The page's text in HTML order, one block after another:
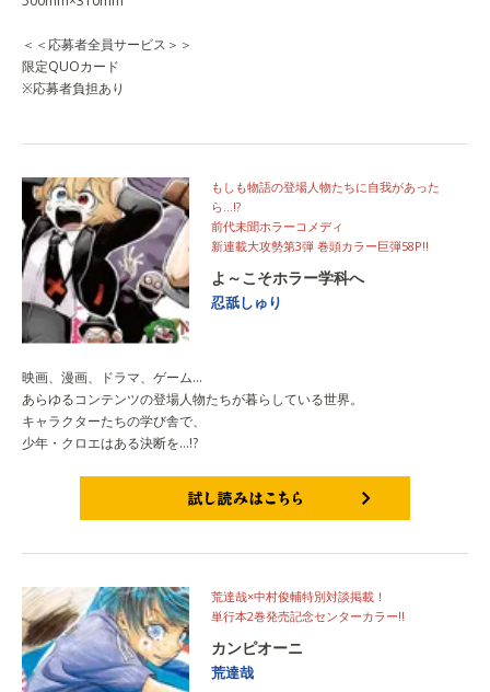
＜＜応募者全員サービス＞＞
限定QUOカード
※応募者負担あり
もしも物語の登場人物たちに自我があった
ら…!?
前代未聞ホラーコメディ
新連載大攻勢第3弾 巻頭カラー巨弾58P!!
よ～こそホラー学科へ
忍舐しゅり
映画、漫画、ドラマ、ゲーム…
あらゆるコンテンツの登場人物たちが暮らしている世界。
キャラクターたちの学び舎で、
少年・クロエはある決断を…!?
荒達哉×中村俊輔特別対談掲載！
単行本2巻発売記念センターカラー!!
カンピオーニ
荒達哉